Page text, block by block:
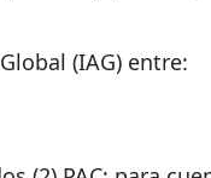
(IAG) entre: